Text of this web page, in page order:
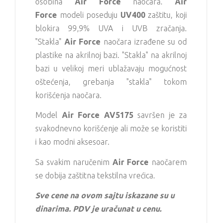
Force modeli poseduju UV400zaštitu, koji
blokira 99,9% UVA i UVB zračanja.
"Stakla" Air Force naočara izrađene su od
plastike na akrilnoj bazi. "Stakla" na akrilnoj
bazi u velikoj meri ublažavaju mogućnost
oštećenja, grebanja "stakla" tokom
korišćenja naočara.
Model Air Force AV5175savršen je za
svakodnevno korišćenje ali može se koristiti
i kao modni aksesoar.
Sa svakim naručenim Air Force naočarem
se dobija zaštitna tekstilna vrećica.
Sve cene na ovom sajtu iskazane su u
dinarima. PDV je uračunat u cenu.